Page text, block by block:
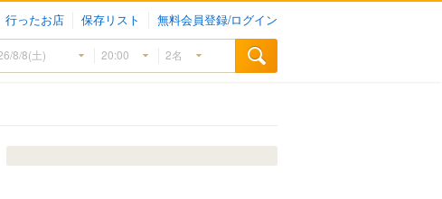
行ったお店 保存リスト 無料会員登録/ログイン